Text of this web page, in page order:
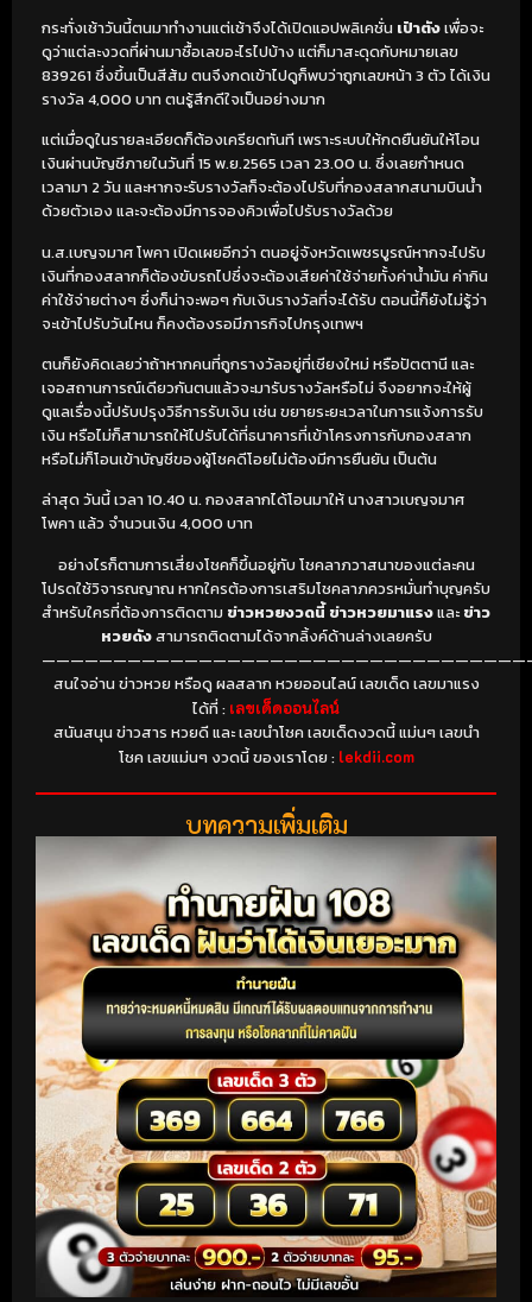
กระทั่งเช้าวันนี้ตนมาทำงานแต่เช้าจึงได้เปิดแอปพลิเคชั่น เป๋าตังเพื่อจะ
ดูว่าแต่ละงวดที่ผ่านมาซื้อเลขอะไรไปบ้าง แต่ก็มาสะดุดกับหมายเลข
839261 ซึ่งขึ้นเป็นสีส้ม ตนจึงกดเข้าไปดูก็พบว่าถูกเลขหน้า 3 ตัว ได้เงิน
รางวัล 4,000 บาท ตนรู้สึกดีใจเป็นอย่างมาก
แต่เมื่อดูในรายละเอียดก็ต้องเครียดทันที เพราะระบบให้กดยืนยันให้โอน
เงินผ่านบัญชีภายในวันที่ 15 พ.ย.2565 เวลา 23.00 น. ซึ่งเลยกำหนด
เวลามา 2 วัน และหากจะรับรางวัลก็จะต้องไปรับที่กองสลากสนามบินน้ำ
ด้วยตัวเอง และจะต้องมีการจองคิวเพื่อไปรับรางวัลด้วย
น.ส.เบญจมาศ โพคา เปิดเผยอีกว่า ตนอยู่จังหวัดเพชรบูรณ์หากจะไปรับ
เงินที่กองสลากก็ต้องขับรถไปซึ่งจะต้องเสียค่าใช้จ่ายทั้งค่าน้ำมัน ค่ากิน
ค่าใช้จ่ายต่างๆ ซึ่งก็น่าจะพอๆ กับเงินรางวัลที่จะได้รับ ตอนนี้ก็ยังไม่รู้ว่า
จะเข้าไปรับวันไหน ก็คงต้องรอมีภารกิจไปกรุงเทพฯ
ตนก็ยังคิดเลยว่าถ้าหากคนที่ถูกรางวัลอยู่ที่เชียงใหม่ หรือปัตตานี และ
เจอสถานการณ์เดียวกันตนแล้วจะมารับรางวัลหรือไม่ จึงอยากจะให้ผู้
ดูแลเรื่องนี้ปรับปรุงวิธีการรับเงิน เช่น ขยายระยะเวลาในการแจ้งการรับ
เงิน หรือไม่ก็สามารถให้ไปรับได้ที่ธนาคารที่เข้าโครงการกับกองสลาก
หรือไม่ก็โอนเข้าบัญชีของผู้โชคดีโอยไม่ต้องมีการยืนยัน เป็นต้น
ล่าสุด วันนี้ เวลา 10.40 น. กองสลากได้โอนมาให้ นางสาวเบญจมาศ
โพคา แล้ว จำนวนเงิน 4,000 บาท
อย่างไรก็ตามการเสี่ยงโชคก็ขึ้นอยู่กับ โชคลาภวาสนาของแต่ละคน
โปรดใช้วิจารณญาณ หากใครต้องการเสริมโชคลาภควรหมั่นทำบุญครับ
สำหรับใครที่ต้องการติดตาม ข่าวหวยงวดนี้ ข่าวหวยมาแรงและ ข่าว
หวยดังสามารถติดตามได้จากลิ้งค์ด้านล่างเลยครับ
สนใจอ่าน ข่าวหวย หรือดู ผลสลาก หวยออนไลน์ เลขเด็ด เลขมาแรง
ได้ที่ : เลขเด็ดออนไลน์
สนันสนุน ข่าวสาร หวยดี และ เลขนำโชค เลขเด็ดงวดนี้ แม่นๆ เลขนำ
โชค เลขแม่นๆ งวดนี้ ของเราโดย : lekdii.com
บทความเพิ่มเติม